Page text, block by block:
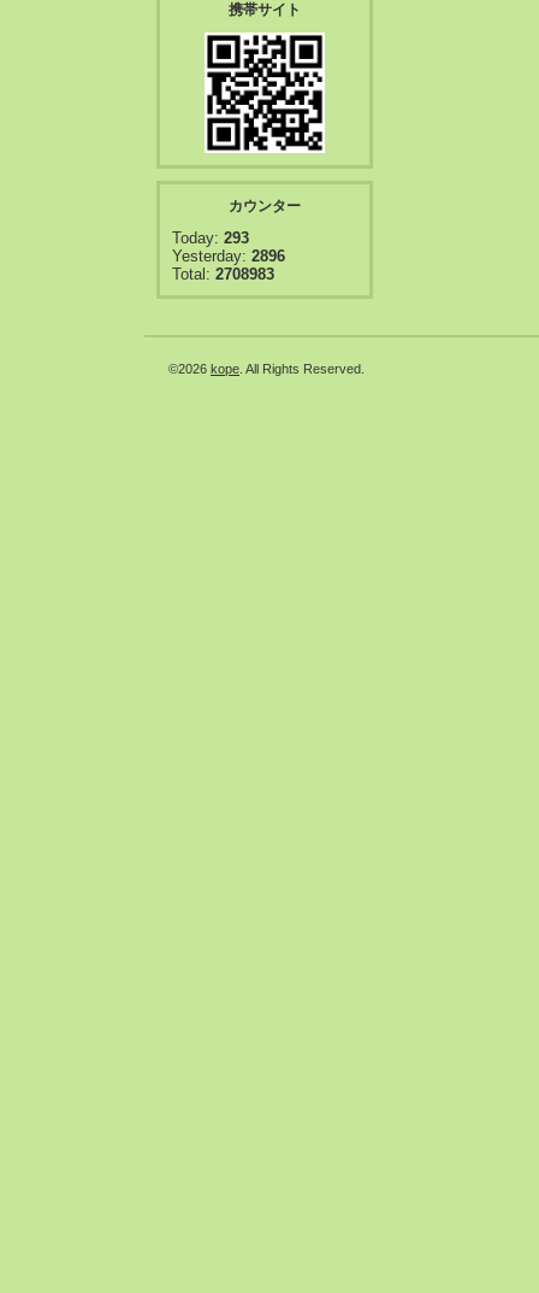
携帯サイト
カウンター
Today: 293
Yesterday: 2896
Total: 2708983
©2026 kope . All Rights Reserved.